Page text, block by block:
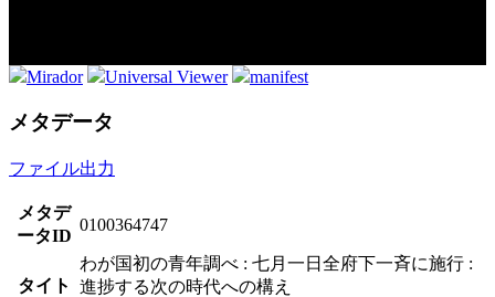
Mirador Universal Viewer manifest
メタデータ
ファイル出力
メタデ
ータID
0100364747
タイト
わが国初の青年調べ : 七月一日全府下一斉に施行 :
進捗する次の時代への構え